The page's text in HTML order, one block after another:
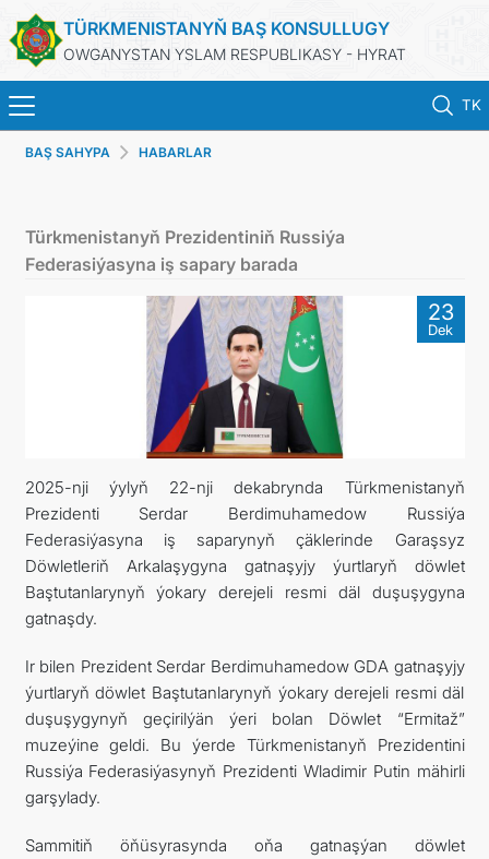
TÜRKMENISTANYŇ BAŞ KONSULLUGY
OWGANYSTAN YSLAM RESPUBLIKASY - HYRAT
TK
BAŞ SAHYPA
TÜRKMENISTAN
KONSULLYK HYZMATLARY
DIM
ARAGATNAŞYK
BAŞ SAHYPA HABARLAR
Türkmenistanyň Prezidentiniň Russiýa
Federasiýasyna iş sapary barada
23
Dek
2025-nji ýylyň 22-nji dekabrynda Türkmenistanyň
Prezidenti Serdar Berdimuhamedow Russiýa
Federasiýasyna iş saparynyň çäklerinde Garaşsyz
Döwletleriň Arkalaşygyna gatnaşyjy ýurtlaryň döwlet
Baştutanlarynyň ýokary derejeli resmi däl duşuşygyna
gatnaşdy.
Ir bilen Prezident Serdar Berdimuhamedow GDA gatnaşyjy
ýurtlaryň döwlet Baştutanlarynyň ýokary derejeli resmi däl
duşuşygynyň geçirilýän ýeri bolan Döwlet “Ermitaž”
muzeýine geldi. Bu ýerde Türkmenistanyň Prezidentini
Russiýa Federasiýasynyň Prezidenti Wladimir Putin mähirli
garşylady.
Sammitiň öňüsyrasynda oňa gatnaşýan döwlet